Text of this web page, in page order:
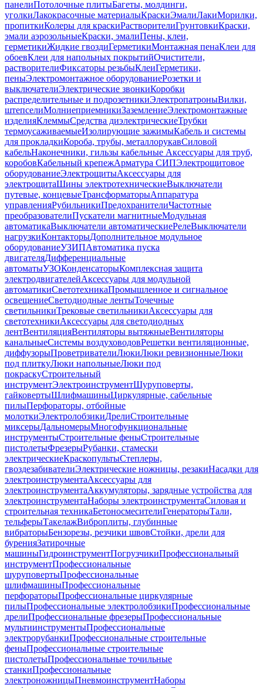
панелиПотолочные плитыБагеты, молдинги,
уголкиЛакокрасочные материалыКраскиЭмалиЛакиМорилки,
пропиткиКолеры для краскиРастворителиГрунтовкиКраски,
эмали аэрозольныеКраски, эмалиПены, клеи,
герметикиЖидкие гвоздиГерметикиМонтажная пенаКлеи для
обоевКлеи для напольных покрытийОчистители,
растворителиФиксаторы резьбыКлеиГерметики,
пеныЭлектромонтажное оборудованиеРозетки и
выключателиЭлектрические звонкиКоробки
распределительные и подрозетникиЭлектропатроныВилки,
штепселиМолниеприемникиЗаземлениеЭлектромонтажные
изделияКлеммыСредства диэлектрическиеТрубки
термоусаживаемыеИзолирующие зажимыКабель и системы
для прокладкиКороба, трубы, металлорукавСиловой
кабельНаконечники, гильзы кабельные Аксессуары для труб,
коробовКабельный крепежАрматура СИПЭлектрощитовое
оборудованиеЭлектрощитыАксессуары для
электрощитаШины электротехническиеВыключатели
путевые, концевыеТрансформаторыАппаратура
управленияРубильникиПредохранителиЧастотные
преобразователиПускатели магнитныеМодульная
автоматикаВыключатели автоматическиеРелеВыключатели
нагрузкиКонтакторыДополнительное модульное
оборудованиеУЗИПАвтоматика пуска
двигателяДифференциальные
автоматыУЗОКонденсаторыКомплексная защита
электродвигателейАксессуары для модульной
автоматикиСветотехникаПромышленное и сигнальное
освещениеСветодиодные лентыТочечные
светильникиТрековые светильникиАксессуары для
светотехникиАксессуары для светодиодных
лентВентиляцияВентиляторы вытяжныеВентиляторы
канальныеСистемы воздуховодовРешетки вентиляционные,
диффузорыПроветривателиЛюкиЛюки ревизионныеЛюки
под плиткуЛюки напольныеЛюки под
покраскуСтроительный
инструментЭлектроинструментШуруповерты,
гайковертыШлифмашиныЦиркулярные, сабельные
пилыПерфораторы, отбойные
молоткиЭлектролобзикиДрелиСтроительные
миксерыДальномерыМногофункциональные
инструментыСтроительные феныСтроительные
пистолетыФрезерыРубанки, стамески
электрическиеКраскопультыСтеплеры,
гвоздезабивателиЭлектрические ножницы, резакиНасадки для
электроинструментаАксессуары для
электроинструментаАккумуляторы, зарядные устройства для
электроинструментаНаборы электроинструментаСиловая и
строительная техникаБетоносмесителиГенераторыТали,
тельферыТакелажВиброплиты, глубинные
вибраторыБензорезы, резчики швовСтойки, дрели для
буренияЗатирочные
машиныГидроинструментПогрузчикиПрофессиональный
инструментПрофессиональные
шуруповертыПрофессиональные
шлифмашиныПрофессиональные
перфораторыПрофессиональные циркулярные
пилыПрофессиональные электролобзикиПрофессиональные
дрелиПрофессиональные фрезерыПрофессиональные
мультиинструментыПрофессиональные
электрорубанкиПрофессиональные строительные
феныПрофессиональные строительные
пистолетыПрофессиональные точильные
станкиПрофессиональные
электроножницыПневмоинструментНаборы